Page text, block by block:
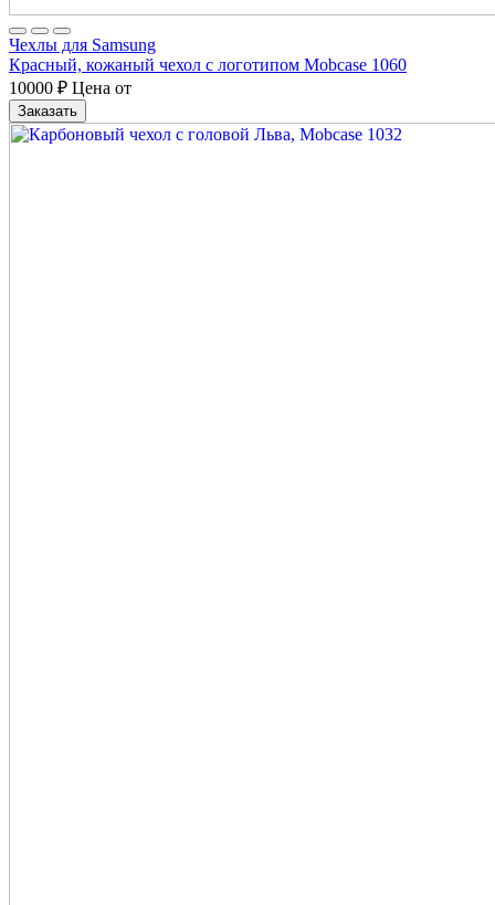
Чехлы для Samsung
Красный, кожаный чехол с логотипом Mobcase 1060
10000 ₽ Цена от
Заказать